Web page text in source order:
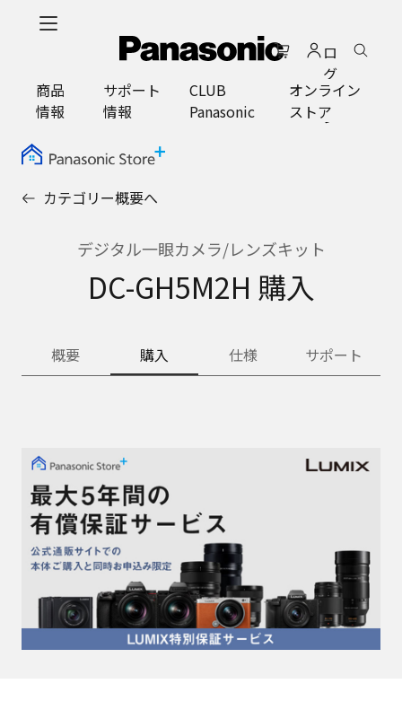
ロ
グ
イ
ン
商品
情報
サポート
情報
CLUB
Panasonic
オンライン
ストア
カテゴリー概要へ
デジタル一眼カメラ/レンズキット
DC-GH5M2H 購入
概要 購入 仕様 サポート